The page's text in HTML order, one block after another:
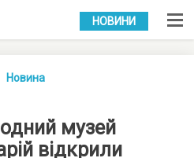
УКР РУС
НОВИНИ
Новина
музей
відкрили